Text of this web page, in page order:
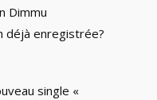
Dimmu
déjà enregistrée?
single «